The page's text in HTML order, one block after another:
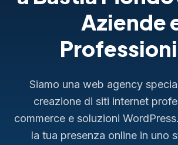
Aziende
Siamo una web agency
creazione di siti internet
commerce e soluzioni
la tua presenza online in uno